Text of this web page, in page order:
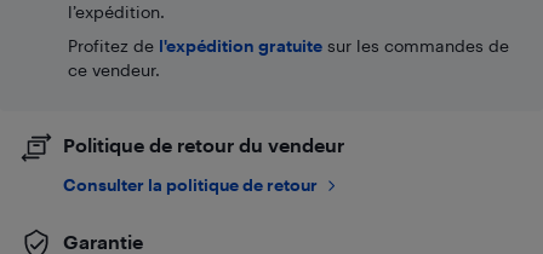
l’expédition.
Profitez de l'expédition gratuite sur les commandes de
ce vendeur.
Politique de retour du vendeur
Consulter la politique de retour
Garantie